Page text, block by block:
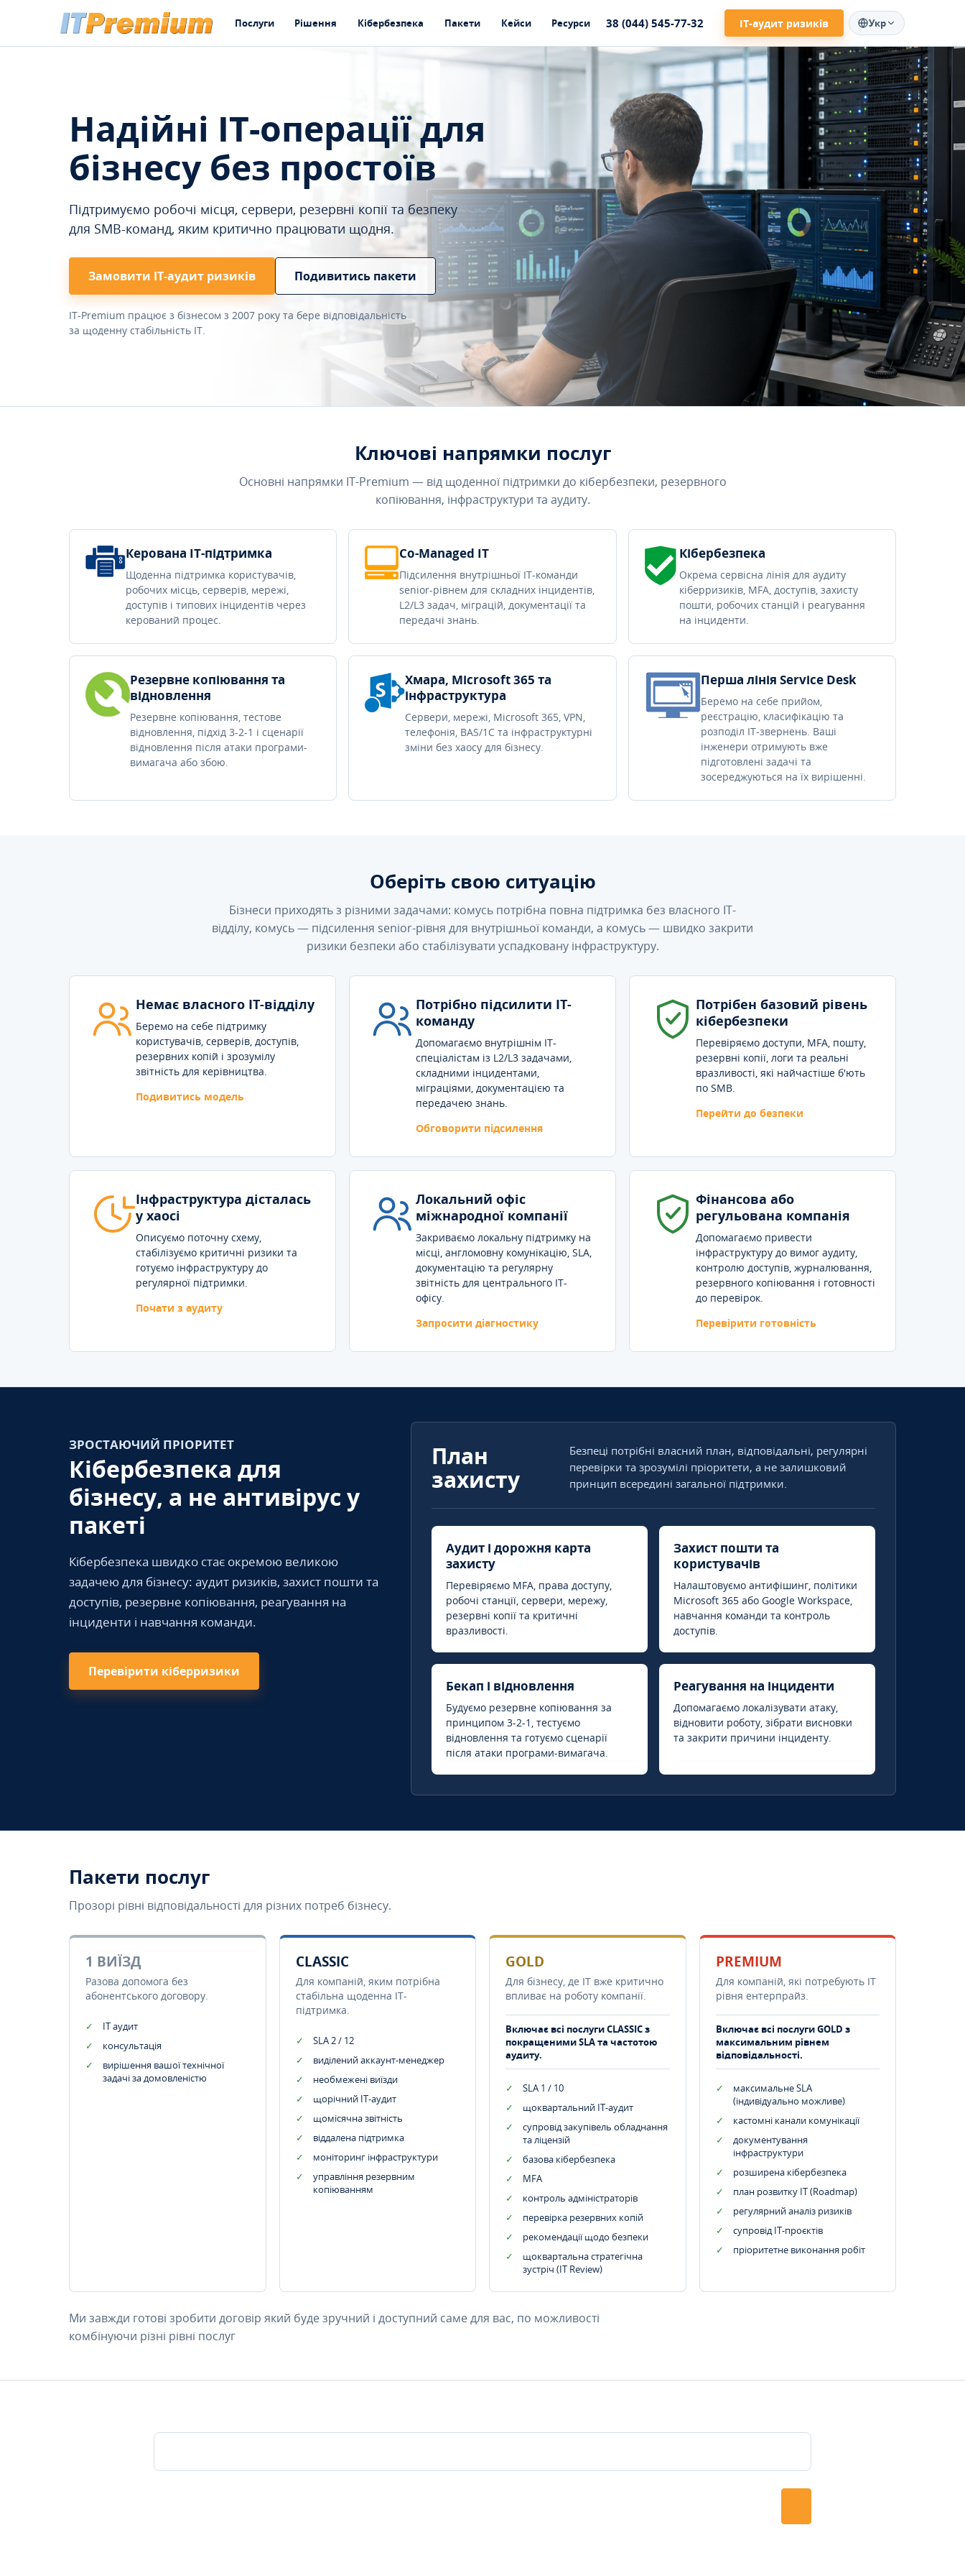
Послуги Рішення Кібербезпека Пакети Кейси Ресурси 38 (044) 545-77-32 ІТ-аудит ризиків Укр
Надійні IT-операції для
бізнесу без простоїв
Підтримуємо робочі місця, сервери, резервні копії та безпеку
для SMB-команд, яким критично працювати щодня.
Замовити ІТ-аудит ризиків Подивитись пакети
IT-Premium працює з бізнесом з 2007 року та бере відповідальність
за щоденну стабільність IT.
Ключові напрямки послуг
Основні напрямки IT-Premium — від щоденної підтримки до кібербезпеки, резервного
копіювання, інфраструктури та аудиту.
Керована IT-підтримка
Щоденна підтримка користувачів,
робочих місць, серверів, мережі,
доступів і типових інцидентів через
керований процес.
Co-Managed IT
Підсилення внутрішньої IT-команди
senior-рівнем для складних інцидентів,
L2/L3 задач, міграцій, документації та
передачі знань.
Кібербезпека
Окрема сервісна лінія для аудиту
кіберризиків, MFA, доступів, захисту
пошти, робочих станцій і реагування
на інциденти.
Резервне копіювання та
відновлення
Резервне копіювання, тестове
відновлення, підхід 3-2-1 і сценарії
відновлення після атаки програми-
вимагача або збою.
Хмара, Microsoft 365 та
інфраструктура
Сервери, мережі, Microsoft 365, VPN,
телефонія, BAS/1C та інфраструктурні
зміни без хаосу для бізнесу.
Перша лінія Service Desk
Беремо на себе прийом,
реєстрацію, класифікацію та
розподіл IT-звернень. Ваші
інженери отримують вже
підготовлені задачі та
зосереджуються на їх вирішенні.
Оберіть свою ситуацію
Бізнеси приходять з різними задачами: комусь потрібна повна підтримка без власного IT-
відділу, комусь — підсилення senior-рівня для внутрішньої команди, а комусь — швидко закрити
ризики безпеки або стабілізувати успадковану інфраструктуру.
Немає власного IT-відділу
Беремо на себе підтримку
користувачів, серверів, доступів,
резервних копій і зрозумілу
звітність для керівництва.
Подивитись модель
Потрібно підсилити IT-
команду
Допомагаємо внутрішнім IT-
спеціалістам із L2/L3 задачами,
складними інцидентами,
міграціями, документацією та
передачею знань.
Обговорити підсилення
Потрібен базовий рівень
кібербезпеки
Перевіряємо доступи, MFA, пошту,
резервні копії, логи та реальні
вразливості, які найчастіше б'ють
по SMB.
Перейти до безпеки
Інфраструктура дісталась
у хаосі
Описуємо поточну схему,
стабілізуємо критичні ризики та
готуємо інфраструктуру до
регулярної підтримки.
Почати з аудиту
Локальний офіс
міжнародної компанії
Закриваємо локальну підтримку на
місці, англомовну комунікацію, SLA,
документацію та регулярну
звітність для центрального IT-
офісу.
Запросити діагностику
Фінансова або
регульована компанія
Допомагаємо привести
інфраструктуру до вимог аудиту,
контролю доступів, журналювання,
резервного копіювання і готовності
до перевірок.
Перевірити готовність
ЗРОСТАЮЧИЙ ПРІОРИТЕТ
Кібербезпека для
бізнесу, а не антивірус у
пакеті
Кібербезпека швидко стає окремою великою
задачею для бізнесу: аудит ризиків, захист пошти та
доступів, резервне копіювання, реагування на
інциденти і навчання команди.
Перевірити кіберризики
План
захисту
Безпеці потрібні власний план, відповідальні, регулярні
перевірки та зрозумілі пріоритети, а не залишковий
принцип всередині загальної підтримки.
Аудит і дорожня карта
захисту
Перевіряємо MFA, права доступу,
робочі станції, сервери, мережу,
резервні копії та критичні
вразливості.
Захист пошти та
користувачів
Налаштовуємо антифішинг, політики
Microsoft 365 або Google Workspace,
навчання команди та контроль
доступів.
Бекап і відновлення
Будуємо резервне копіювання за
принципом 3-2-1, тестуємо
відновлення та готуємо сценарії
після атаки програми-вимагача.
Реагування на інциденти
Допомагаємо локалізувати атаку,
відновити роботу, зібрати висновки
та закрити причини інциденту.
Пакети послуг
Прозорі рівні відповідальності для різних потреб бізнесу.
1 ВИЇЗД
Разова допомога без
абонентського договору.
IT аудит
консультація
вирішення вашої технічної
задачі за домовленістю
CLASSIC
Для компаній, яким потрібна
стабільна щоденна IT-
підтримка.
SLA 2 / 12
виділений аккаунт-менеджер
необмежені виїзди
щорічний IT-аудит
щомісячна звітність
віддалена підтримка
моніторинг інфраструктури
управління резервним
копіюванням
GOLD
Для бізнесу, де IT вже критично
впливає на роботу компанії.
Включає всі послуги CLASSIC з
покращеними SLA та частотою
аудиту.
SLA 1 / 10
щоквартальний IT-аудит
супровід закупівель обладнання
та ліцензій
базова кібербезпека
MFA
контроль адміністраторів
перевірка резервних копій
рекомендації щодо безпеки
щоквартальна стратегічна
зустріч (IT Review)
PREMIUM
Для компаній, які потребують ІТ
рівня ентерпрайз.
Включає всі послуги GOLD з
максимальним рівнем
відповідальності.
максимальне SLA
(індивідуально можливе)
кастомні канали комунікації
документування
інфраструктури
розширена кібербезпека
план розвитку IT (Roadmap)
регулярний аналіз ризиків
супровід ІТ-проєктів
пріоритетне виконання робіт
Ми завжди готові зробити договір який буде зручний і доступний саме для вас, по можливості
комбінуючи різні рівні послуг